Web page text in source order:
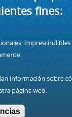
S.L.
nº 9, local 3
Rioja) -
57
fines:
información sobre
página web.